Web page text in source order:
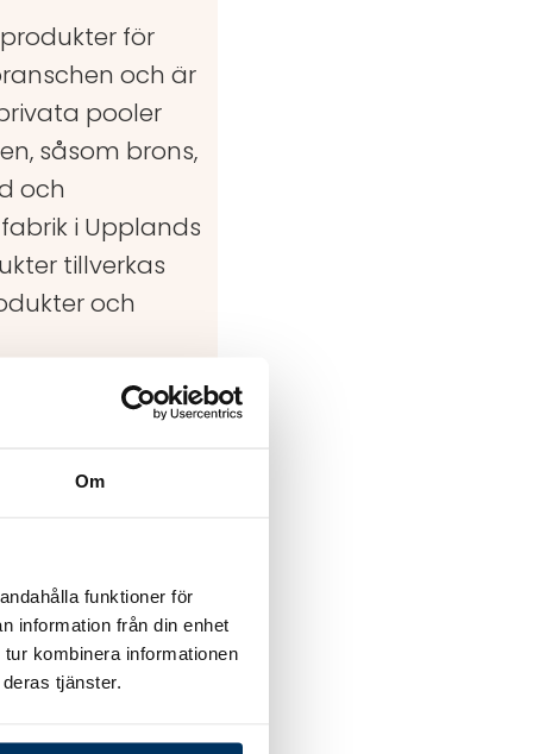
Om
funktioner för
information från din enhet
kombinera informationen
tjänster.
för
och är
pooler
såsom brons,
och
i Upplands
tillverkas
och